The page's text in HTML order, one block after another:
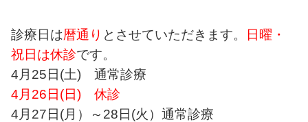
診療日は暦通り とさせていただきます。
日曜・
祝日は休診です。
4 月 25 日 (土) 通常診療
4 月 26 日 (日) 休診
4 月 27 日 (月）～ 28 日 (火）通常診療